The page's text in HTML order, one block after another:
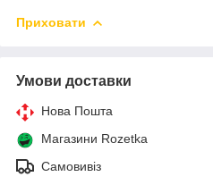
Приховати
Умови доставки
Нова Пошта
Магазини Rozetka
Самовивіз